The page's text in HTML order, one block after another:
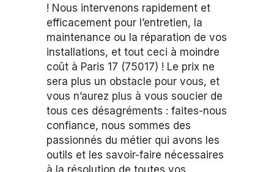
! Nous intervenons rapidement et
efficacement pour l’entretien, la
maintenance ou la réparation de vos
installations, et tout ceci à moindre
coût à Paris 17 (75017) ! Le prix ne
sera plus un obstacle pour vous, et
vous n’aurez plus à vous soucier de
tous ces désagréments : faites-nous
confiance, nous sommes des
passionnés du métier qui avons les
outils et les savoir-faire nécessaires
à la résolution de toutes vos